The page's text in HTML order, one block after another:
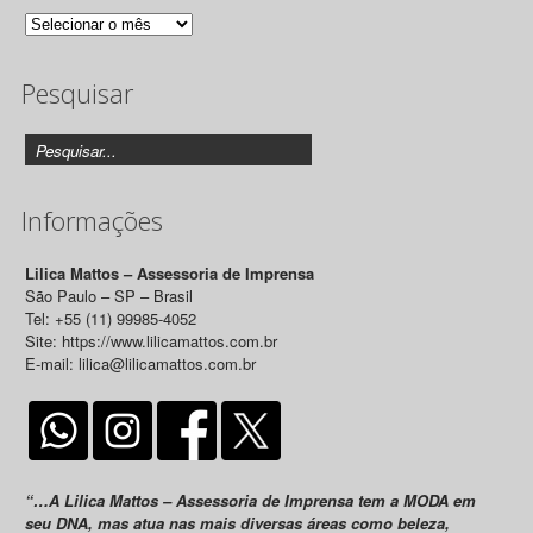
Arquivo
Releases
Pesquisar
Informações
Lilica Mattos – Assessoria de Imprensa
São Paulo – SP – Brasil
Tel: +55 (11) 99985-4052
Site: https://www.lilicamattos.com.br
E-mail: lilica@lilicamattos.com.br
“…A Lilica Mattos – Assessoria de Imprensa tem a MODA em
seu DNA, mas atua nas mais diversas áreas como beleza,